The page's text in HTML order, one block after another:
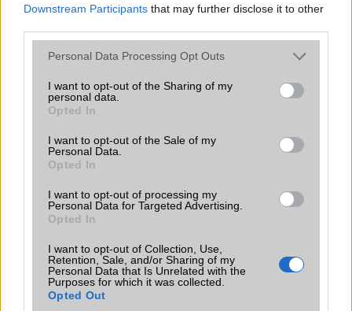
Downstream Participants that may further disclose it to other
Please note that this website/app uses one or more Google
not limited to your visit or usage behaviour. You may click to
grant or deny consent to Google and its third-party tags to
use your data for below specified purposes in below Google
consent section.
Personal Data Processing Opt Outs
I want to opt-out of the Sharing of my
personal data.
Opted In
I want to opt-out of the Sale of my
Personal Data.
Opted In
I want to opt-out of processing my
Personal Data for Targeted Advertising.
Opted In
I want to opt-out of Collection, Use,
Retention, Sale, and/or Sharing of my
Personal Data that Is Unrelated with the
Purposes for which it was collected.
Opted Out
Akyboi
Sziasztok!Van valaki, akinek ilyen telefonja van?Vagy aki általában
tud valamit az LG telefonokról?Várnám a véleményeiteket!
2004-4-11 11:27:20 AM
vele.Ha sikerülne kicsikarni a vodafontól az mms beállításokat,akkor
teljes lenne a boldogság.